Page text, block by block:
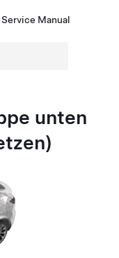
Manual
unten